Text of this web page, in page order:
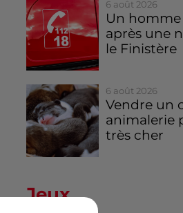
6 août 2026
Un
après une
le Finistère
6 août 2026
Vendre un
animalerie
très cher
Jeux